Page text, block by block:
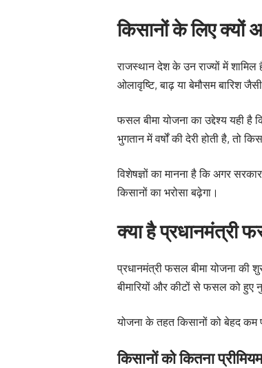
किसानों के लिए
राजस्थान देश के उन राज्यों में
ओलावृष्टि, बाढ़ या बेमौसम बारिश
फसल बीमा योजना का उद्देश्य यही
भुगतान में वर्षों की देरी होती है,
विशेषज्ञों का मानना है कि अगर
किसानों का भरोसा बढ़ेगा।
क्या है प्रधानमंत्री
प्रधानमंत्री फसल बीमा योजना की
बीमारियों और कीटों से फसल को हुए
योजना के तहत किसानों को बेहद कम
किसानों को कितना